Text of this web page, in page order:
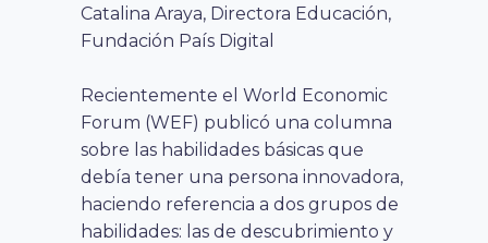
Catalina Araya, Directora Educación,
Fundación País Digital
Recientemente el World Economic
Forum (WEF) publicó una columna
sobre las habilidades básicas que
debía tener una persona innovadora,
haciendo referencia a dos grupos de
habilidades: las de descubrimiento y